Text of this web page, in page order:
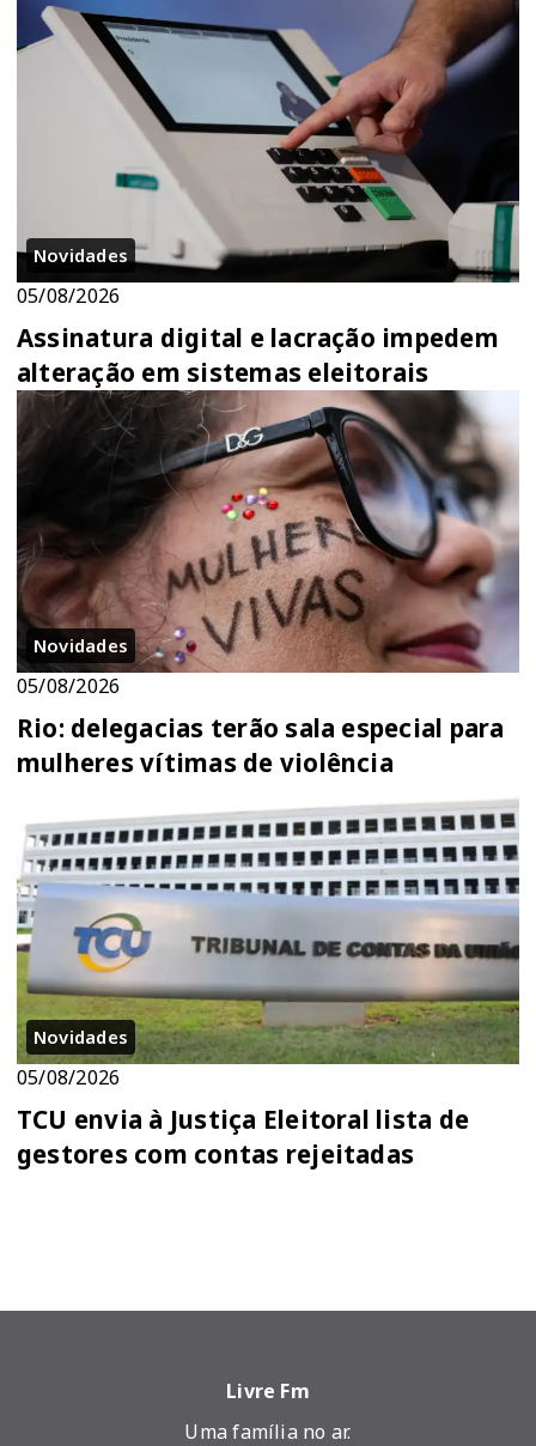
Novidades
05/08/2026
Assinatura digital e lacração impedem
alteração em sistemas eleitorais
Novidades
05/08/2026
Rio: delegacias terão sala especial para
mulheres vítimas de violência
Novidades
05/08/2026
TCU envia à Justiça Eleitoral lista de
gestores com contas rejeitadas
Livre Fm
Uma família no ar.